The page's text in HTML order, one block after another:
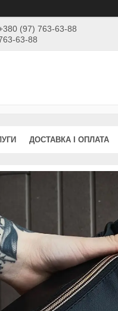
(97) 763-63-88
63-88
ДОСТАВКА І ОПЛАТА